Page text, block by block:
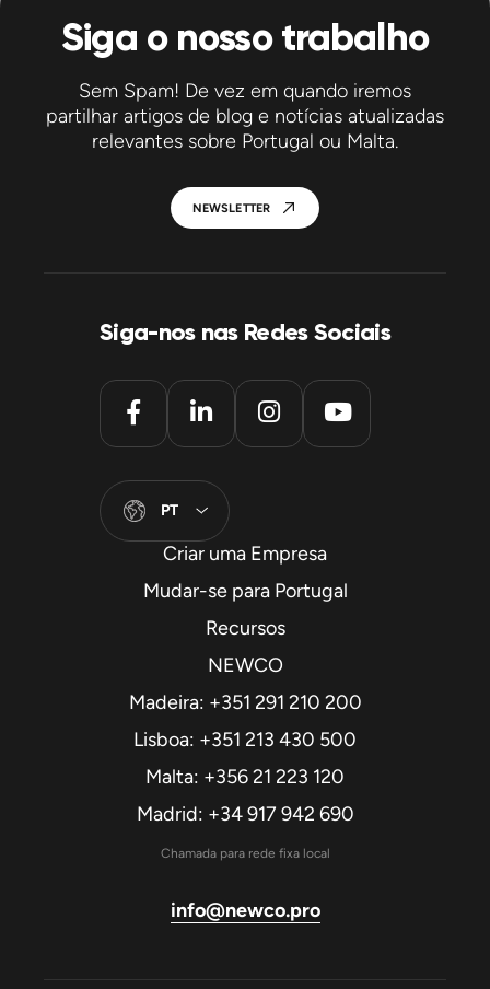
Siga o nosso trabalho
Sem Spam! De vez em quando iremos
partilhar artigos de blog e notícias atualizadas
relevantes sobre Portugal ou Malta.
NEWSLETTER
Siga-nos nas Redes Sociais
PT
Criar uma Empresa
Mudar-se para Portugal
Recursos
NEWCO
Madeira: +351 291 210 200
Lisboa: +351 213 430 500
Malta: +356 21 223 120
Madrid: +34 917 942 690
Chamada para rede fixa local
info@newco.pro